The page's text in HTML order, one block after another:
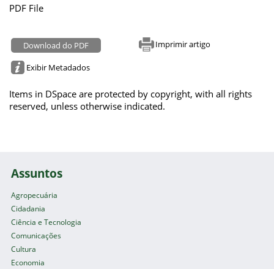
PDF File
Download do PDF Imprimir artigo
Exibir Metadados
Items in DSpace are protected by copyright, with all rights
reserved, unless otherwise indicated.
Assuntos
Agropecuária
Cidadania
Ciência e Tecnologia
Comunicações
Cultura
Economia